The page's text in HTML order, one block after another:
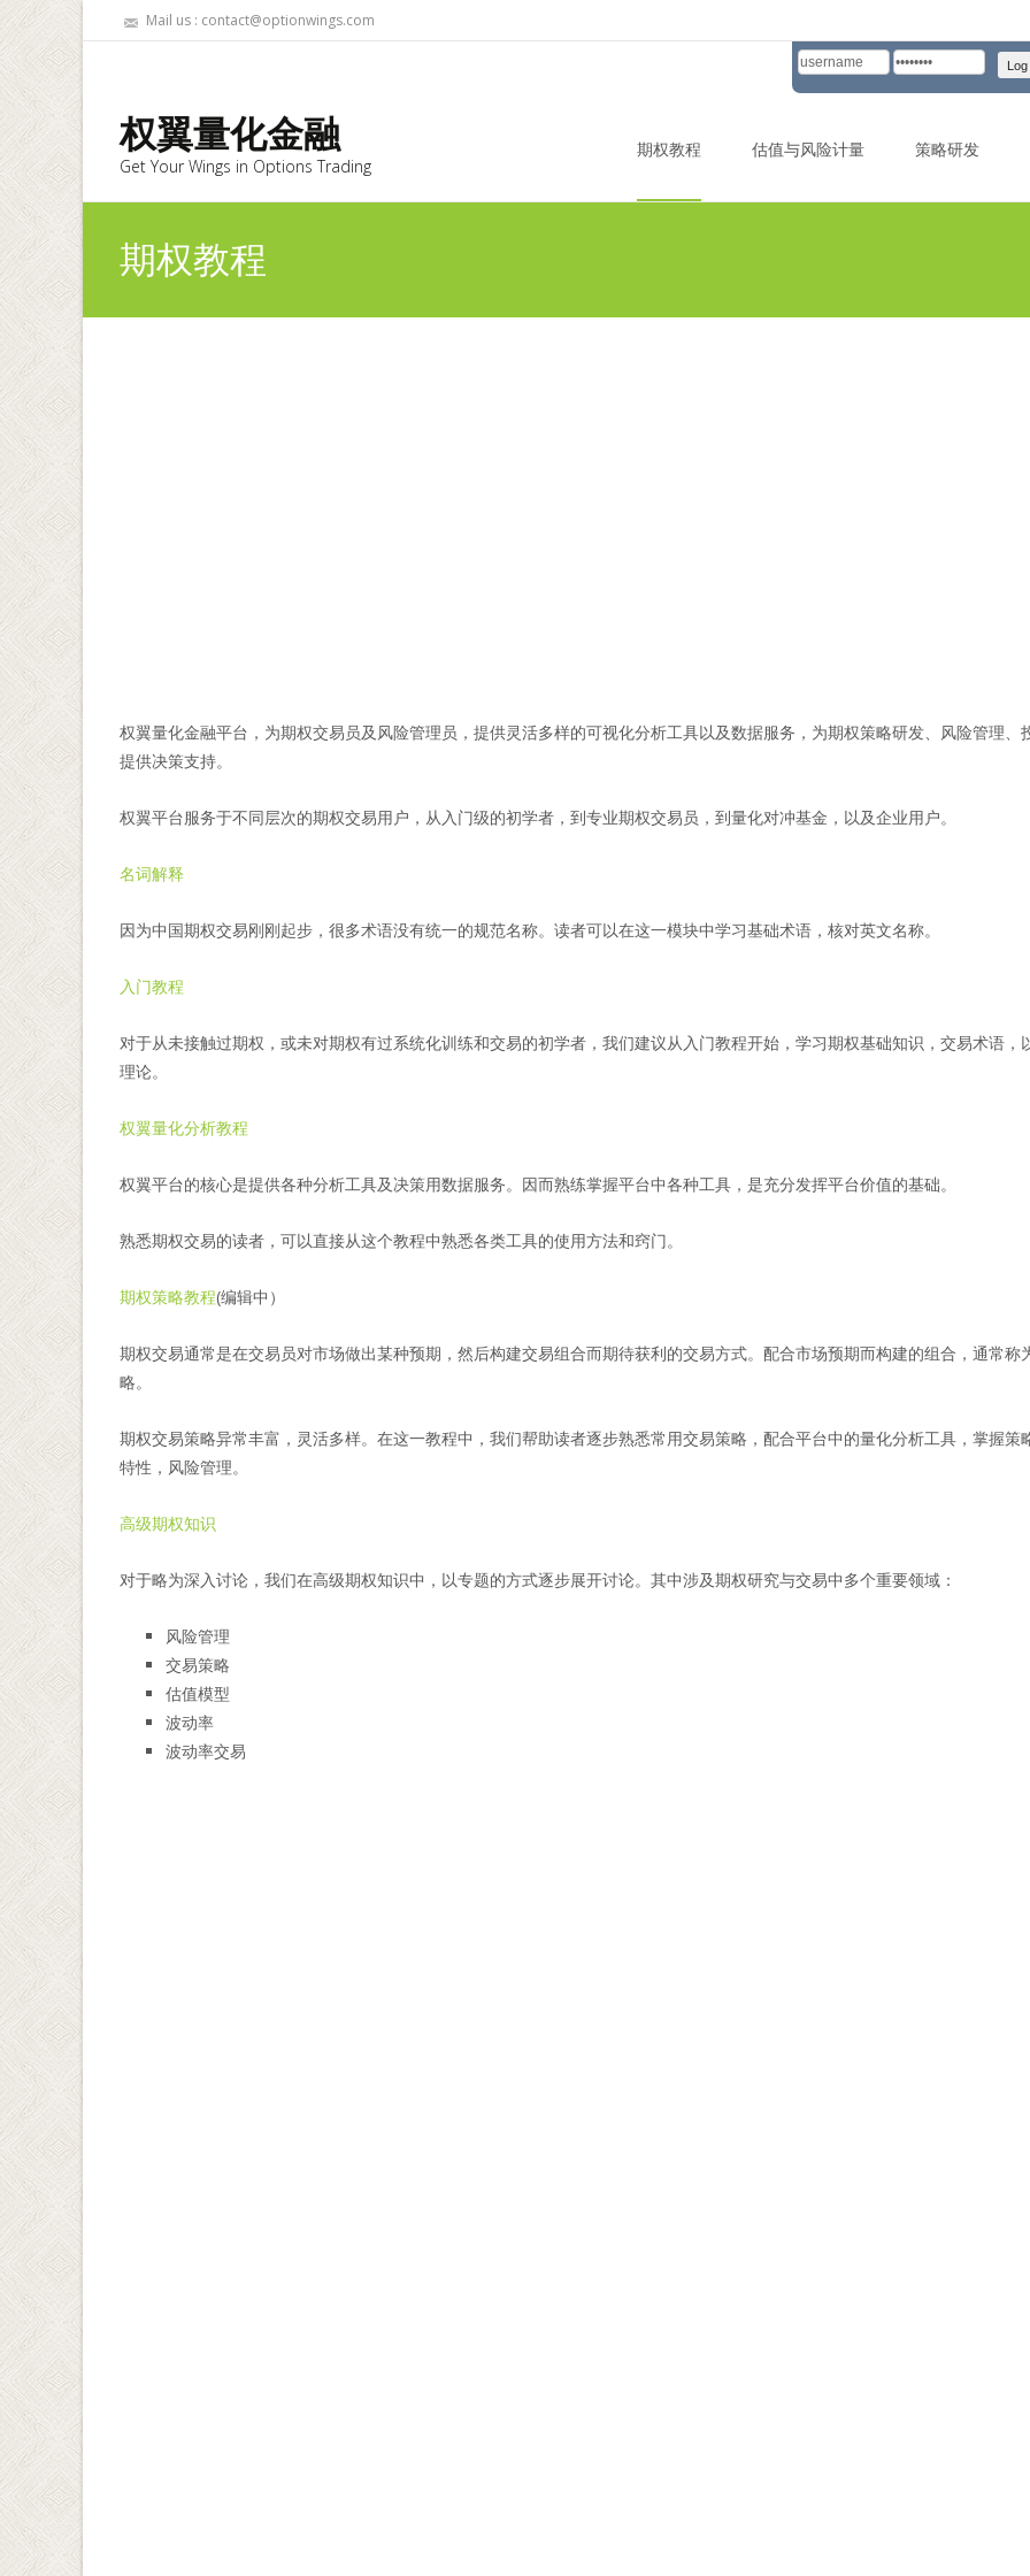
Mail us : contact@optionwings.com
权翼量化金融
Get Your Wings in Options Trading
期权教程
估值与风险计量 策略研发
期权教程
权翼量化金融平台，为期权交易员及风险管理员，提供灵活多样的可视化分析工具以及数据服务，为期权策略研发、风险管理、
提供决策支持。
权翼平台服务于不同层次的期权交易用户，从入门级的初学者，到专业期权交易员，到量化对冲基金，以及企业用户。
名词解释
因为中国期权交易刚刚起步，很多术语没有统一的规范名称。读者可以在这一模块中学习基础术语，核对英文名称。
入门教程
对于从未接触过期权，或未对期权有过系统化训练和交易的初学者，我们建议从入门教程开始，学习期权基础知识，交易术语，
理论。
权翼量化分析教程
权翼平台的核心是提供各种分析工具及决策用数据服务。因而熟练掌握平台中各种工具，是充分发挥平台价值的基础。
熟悉期权交易的读者，可以直接从这个教程中熟悉各类工具的使用方法和窍门。
期权策略教程(编辑中）
期权交易通常是在交易员对市场做出某种预期，然后构建交易组合而期待获利的交易方式。配合市场预期而构建的组合，通常称
略。
期权交易策略异常丰富，灵活多样。在这一教程中，我们帮助读者逐步熟悉常用交易策略，配合平台中的量化分析工具，掌握策
特性，风险管理。
高级期权知识
对于略为深入讨论，我们在高级期权知识中，以专题的方式逐步展开讨论。其中涉及期权研究与交易中多个重要领域：
风险管理
交易策略
估值模型
波动率
波动率交易